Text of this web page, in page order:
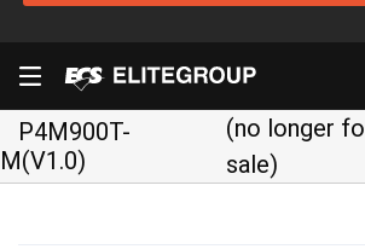
P4M900T-
M(V1.0)
(no longer
sale)